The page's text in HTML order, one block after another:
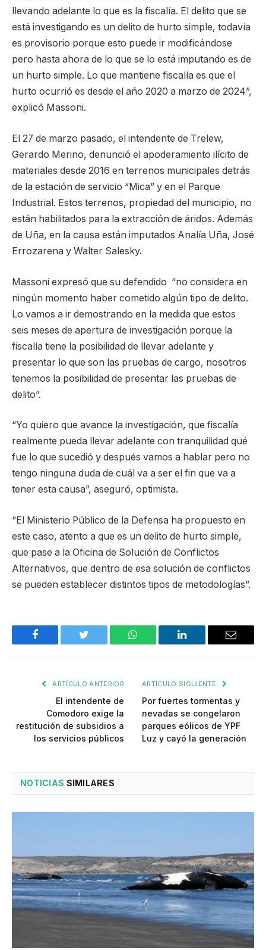
llevando adelante lo que es la fiscalía. El delito que se
está investigando es un delito de hurto simple, todavía
es provisorio porque esto puede ir modificándose
pero hasta ahora de lo que se lo está imputando es de
un hurto simple. Lo que mantiene fiscalía es que el
hurto ocurrió es desde el año 2020 a marzo de 2024”,
explicó Massoni.
El 27 de marzo pasado, el intendente de Trelew,
Gerardo Merino, denunció el apoderamiento ilícito de
materiales desde 2016 en terrenos municipales detrás
de la estación de servicio “Mica” y en el Parque
Industrial. Estos terrenos, propiedad del municipio, no
están habilitados para la extracción de áridos. Además
de Uña, en la causa están imputados Analía Uña, José
Errozarena y Walter Salesky.
Massoni expresó que su defendido “no considera en
ningún momento haber cometido algún tipo de delito.
Lo vamos a ir demostrando en la medida que estos
seis meses de apertura de investigación porque la
fiscalía tiene la posibilidad de llevar adelante y
presentar lo que son las pruebas de cargo, nosotros
tenemos la posibilidad de presentar las pruebas de
delito”.
“Yo quiero que avance la investigación, que fiscalía
realmente pueda llevar adelante con tranquilidad qué
fue lo que sucedió y después vamos a hablar pero no
tengo ninguna duda de cuál va a ser el fin que va a
tener esta causa”, aseguró, optimista.
“El Ministerio Público de la Defensa ha propuesto en
este caso, atento a que es un delito de hurto simple,
que pase a la Oficina de Solución de Conflictos
Alternativos, que dentro de esa solución de conflictos
se pueden establecer distintos tipos de metodologías”.
Facebook Twitter WhatsApp LinkedIn Email
ARTÍCULO ANTERIOR
El intendente de
Comodoro exige la
restitución de subsidios a
los servicios públicos
ARTÍCULO SIGUIENTE
Por fuertes tormentas y
nevadas se congelaron
parques eólicos de YPF
Luz y cayó la generación
NOTICIAS SIMILARES